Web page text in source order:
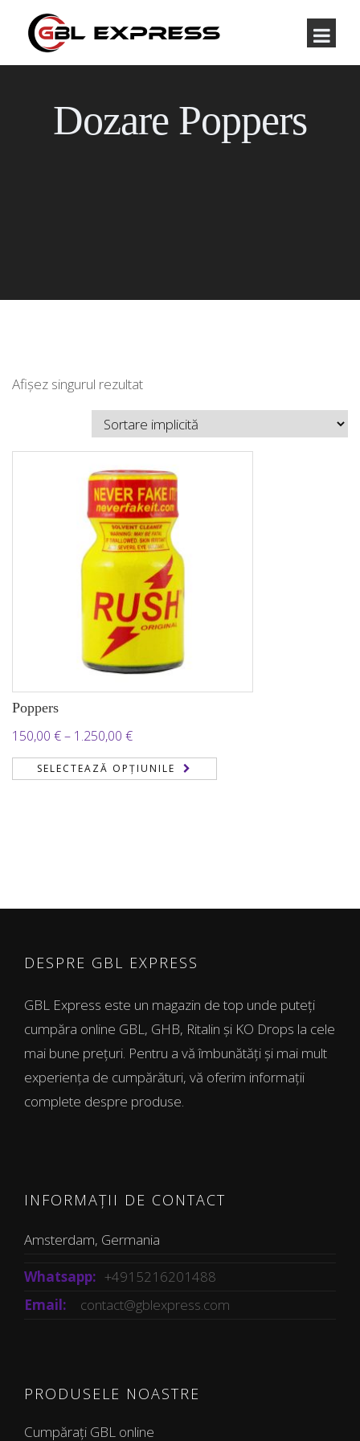
Dozare Poppers
Afișez singurul rezultat
Poppers
150,00 €– 1.250,00 €Interval
de
prețuri:
SELECTEAZĂ OPȚIUNILE
DESPRE GBL EXPRESS
GBL Express este un magazin de top unde puteți
cumpăra online GBL, GHB, Ritalin și KO Drops la cele
mai bune prețuri. Pentru a vă îmbunătăți și mai mult
experiența de cumpărături, vă oferim informații
complete despre produse.
INFORMAȚII DE CONTACT
Amsterdam, Germania
Whatsapp: +4915216201488
Email:
contact@gblexpress.com
PRODUSELE NOASTRE
Cumpărați GBL online